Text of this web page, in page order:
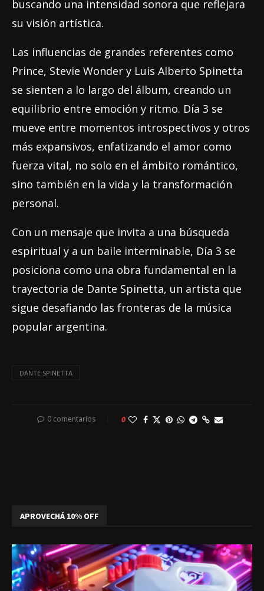
buscando una intensidad sonora que reflejara
su visión artística.
Las influencias de grandes referentes como
Prince, Stevie Wonder y Luis Alberto Spinetta
se sienten a lo largo del álbum, creando un
equilibrio entre emoción y ritmo. Día 3 se
mueve entre momentos introspectivos y otros
más expansivos, enfatizando el amor como
fuerza vital, no solo en el ámbito romántico,
sino también en la vida y la transformación
personal.
Con un mensaje que invita a una búsqueda
espiritual y a un baile interminable, Día 3 se
posiciona como una obra fundamental en la
trayectoria de Dante Spinetta, un artista que
sigue desafiando las fronteras de la música
popular argentina.
DANTE SPINETTA
0 comentarios 0
APROVECHÁ 10% OFF